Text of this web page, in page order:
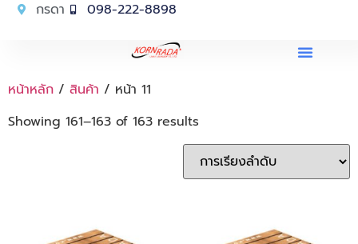
กรดา 098-222-8898
หน้าหลัก / สินค้า / หน้า 11
Showing 161–163 of 163 results